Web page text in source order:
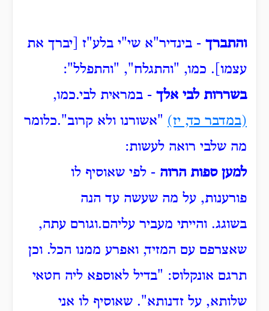
והתברך - בינדיר"א שי"י בלע"ז [יברך את
עצמו]. כמו, "והתגלח", "והתפלל":
בשררות לבי אלך - במראית לבי.כמו,
(במדבר כד, יז) "אשורנו ולא קרוב".כלומר
מה שלבי רואה לעשות:
למען ספות הרוה - לפי שאוסיף לו
פורענות, על מה שעשה עד הנה
בשוגג. והייתי מעביר עליהם.וגורם עתה,
שאצרפם עם המזיד, ואפרע ממנו הכל. וכן
תרגם אונקלוס: "בדיל לאוספא ליה חטאי
שלותא, על זדנותא". שאוסיף לו אני